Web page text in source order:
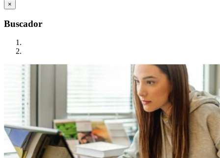
×
Buscador